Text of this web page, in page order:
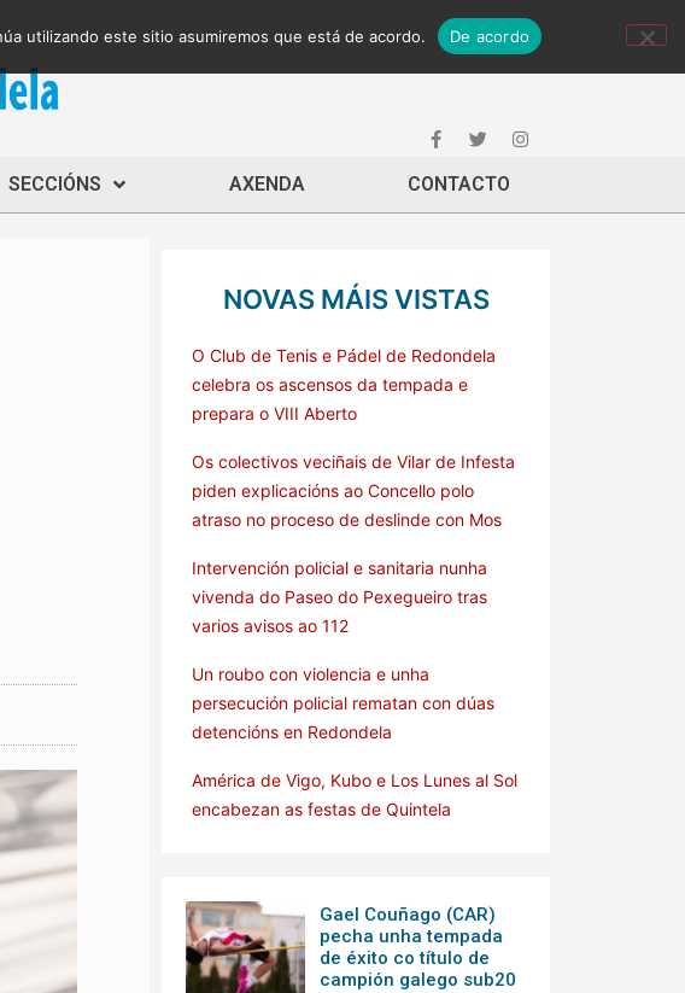
SECCIÓNS AXENDA CONTACTO
NOVAS MÁIS VISTAS
O Club de Tenis e Pádel de Redondela
celebra os ascensos da tempada e
prepara o VIII Aberto
Os colectivos veciñais de Vilar de Infesta
piden explicacións ao Concello polo
atraso no proceso de deslinde con Mos
Intervención policial e sanitaria nunha
vivenda do Paseo do Pexegueiro tras
varios avisos ao 112
Un roubo con violencia e unha
persecución policial rematan con dúas
detencións en Redondela
América de Vigo, Kubo e Los Lunes al Sol
encabezan as festas de Quintela
Gael Couñago (CAR)
pecha unha tempada
de éxito co título de
campión galego sub20
utilizando este sitio asumiremos que está de acordo. De acordo